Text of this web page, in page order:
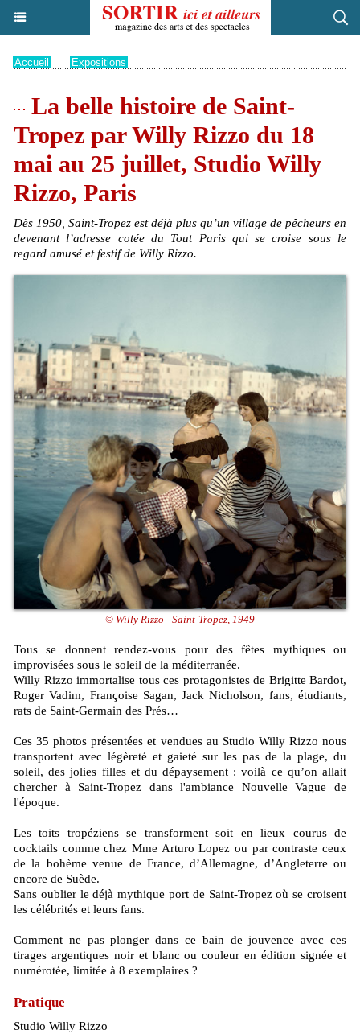
Accueil Expositions
La belle histoire de Saint-
Tropez par Willy Rizzo du 18
mai au 25 juillet, Studio Willy
Rizzo, Paris
Dès 1950, Saint-Tropez est déjà plus qu’un village de pêcheurs en
devenant l’adresse cotée du Tout Paris qui se croise sous le
regard amusé et festif de Willy Rizzo.
© Willy Rizzo - Saint-Tropez, 1949
Tous se donnent rendez-vous pour des fêtes mythiques ou
improvisées sous le soleil de la méditerranée.
Willy Rizzo immortalise tous ces protagonistes de Brigitte Bardot,
Roger Vadim, Françoise Sagan, Jack Nicholson, fans, étudiants,
rats de Saint-Germain des Prés…
Ces 35 photos présentées et vendues au Studio Willy Rizzo nous
transportent avec légèreté et gaieté sur les pas de la plage, du
soleil, des jolies filles et du dépaysement : voilà ce qu’on allait
chercher à Saint-Tropez dans l'ambiance Nouvelle Vague de
l'époque.
Les toits tropéziens se transforment soit en lieux courus de
cocktails comme chez Mme Arturo Lopez ou par contraste ceux
de la bohème venue de France, d’Allemagne, d’Angleterre ou
encore de Suède.
Sans oublier le déjà mythique port de Saint-Tropez où se croisent
les célébrités et leurs fans.
Comment ne pas plonger dans ce bain de jouvence avec ces
tirages argentiques noir et blanc ou couleur en édition signée et
numérotée, limitée à 8 exemplaires ?
Pratique
Studio Willy Rizzo